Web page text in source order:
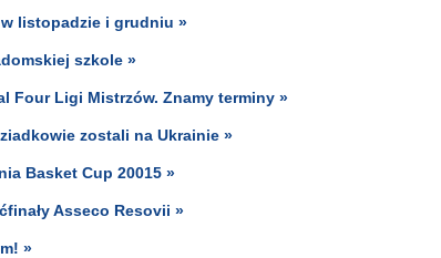
listopadzie i grudniu »
szkole »
Four Ligi Mistrzów. Znamy terminy »
zostali na Ukrainie »
Basket Cup 20015 »
Asseco Resovii »
»